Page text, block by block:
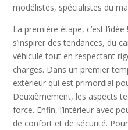
modélistes, spécialistes du
La première étape, c’est
s’inspirer des tendances, du
véhicule tout en respectant
charges. Dans un premier
extérieur qui est primordial
Deuxièmement, les aspects
force. Enfin, l’intérieur avec
de confort et de sécurité.